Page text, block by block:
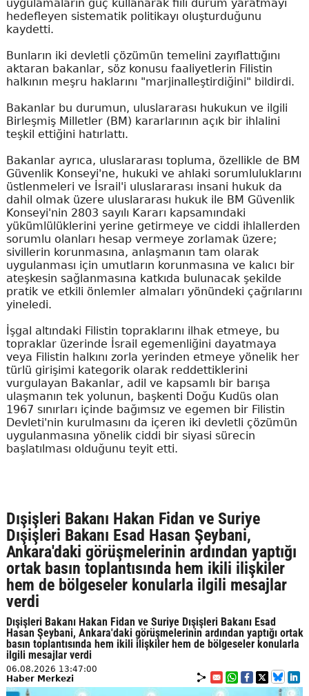
uygulamaların güç kullanarak fiili durum yaratmayı
hedefleyen sistematik politikayı oluşturduğunu
kaydetti.
Bunların iki devletli çözümün temelini zayıflattığını
aktaran bakanlar, söz konusu faaliyetlerin Filistin
halkının meşru haklarını "marjinalleştirdiğini" bildirdi.
Bakanlar bu durumun, uluslararası hukukun ve ilgili
Birleşmiş Milletler (BM) kararlarının açık bir ihlalini
teşkil ettiğini hatırlattı.
Bakanlar ayrıca, uluslararası topluma, özellikle de BM
Güvenlik Konseyi'ne, hukuki ve ahlaki sorumluluklarını
üstlenmeleri ve İsrail'i uluslararası insani hukuk da
dahil olmak üzere uluslararası hukuk ile BM Güvenlik
Konseyi'nin 2803 sayılı Kararı kapsamındaki
yükümlülüklerini yerine getirmeye ve ciddi ihlallerden
sorumlu olanları hesap vermeye zorlamak üzere;
sivillerin korunmasına, anlaşmanın tam olarak
uygulanması için umutların korunmasına ve kalıcı bir
ateşkesin sağlanmasına katkıda bulunacak şekilde
pratik ve etkili önlemler almaları yönündeki çağrılarını
yineledi.
İşgal altındaki Filistin topraklarını ilhak etmeye, bu
topraklar üzerinde İsrail egemenliğini dayatmaya
veya Filistin halkını zorla yerinden etmeye yönelik her
türlü girişimi kategorik olarak reddettiklerini
vurgulayan Bakanlar, adil ve kapsamlı bir barışa
ulaşmanın tek yolunun, başkenti Doğu Kudüs olan
1967 sınırları içinde bağımsız ve egemen bir Filistin
Devleti'nin kurulmasını da içeren iki devletli çözümün
uygulanmasına yönelik ciddi bir siyasi sürecin
başlatılması olduğunu teyit etti.
Dışişleri Bakanı Hakan Fidan ve Suriye
Dışişleri Bakanı Esad Hasan Şeybani,
Ankara'daki görüşmelerinin ardından yaptığı
ortak basın toplantısında hem ikili ilişkiler
hem de bölgeseler konularla ilgili mesajlar
verdi
Dışişleri Bakanı Hakan Fidan ve Suriye Dışişleri Bakanı Esad
Hasan Şeybani, Ankara'daki görüşmelerinin ardından yaptığı ortak
basın toplantısında hem ikili ilişkiler hem de bölgeseler konularla
ilgili mesajlar verdi
06.08.2026 13:47:00
Haber Merkezi